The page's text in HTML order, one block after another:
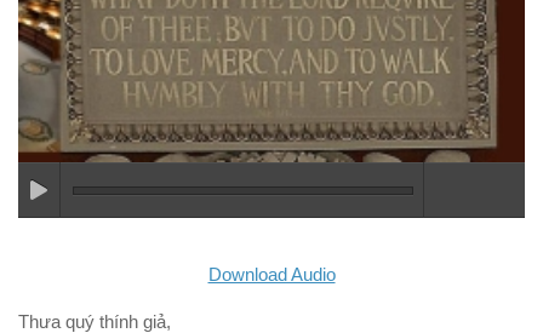
Download Audio
Thưa quý thính giả,